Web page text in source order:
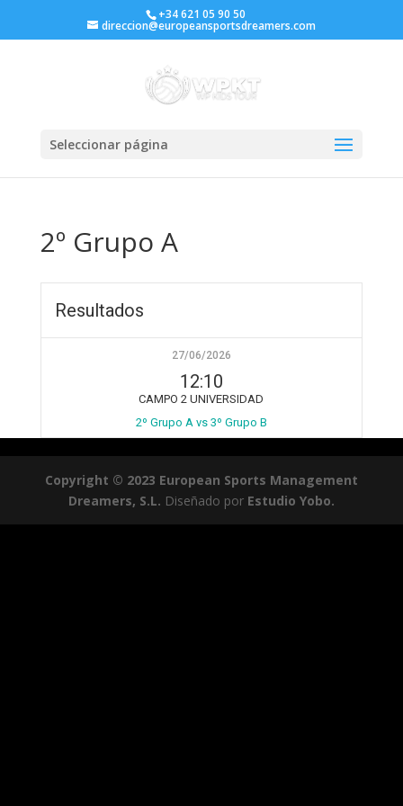
+34 621 05 90 50
direccion@europeansportsdreamers.com
Seleccionar página
2º Grupo A
Resultados
27/06/2026
12:10
CAMPO 2 UNIVERSIDAD
2º Grupo A vs 3º Grupo B
Copyright © 2023 European Sports Management
Dreamers, S.L. Diseñado por Estudio Yobo.